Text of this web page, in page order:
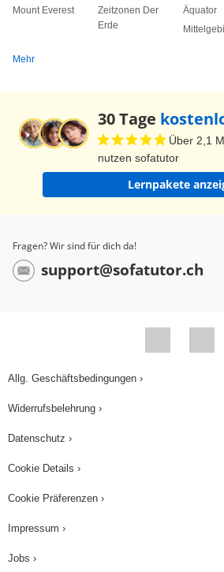
Mount Everest
Zeitzonen Der
Erde
Äquator
Mehr
30 Tage
Über 2,1
nutzen sofatutor
Lernpakete
Fragen? Wir sind für dich da!
support@sofatutor.ch
Allg. Geschäftsbedingungen ›
Widerrufsbelehrung ›
Datenschutz ›
Cookie Details ›
Cookie Präferenzen ›
Impressum ›
Jobs ›